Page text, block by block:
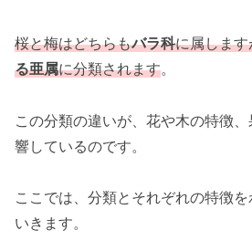
桜と梅はどちらもバラ科に属しま
る亜属に分類されます。
この分類の違いが、花や木の特徴
響しているのです。
ここでは、分類とそれぞれの特徴
いきます。